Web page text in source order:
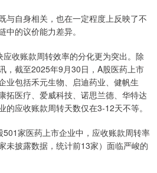
与自身相关，也在一定程度上反映了不
的议价能力差异。
收账款周转效率的分化更为突出。除
，截至2025年9月30日，A股医药上市
业包括禾元生物、启迪药业、健帆生
拓医疗、爱威科技、诺思兰德、华特达
的应收账款周转天数仅在3-12天不等。
家医药上市企业中，应收账款周转率
未披露数据，统计前13家）面临严峻的